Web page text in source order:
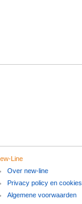
Line
Over new-line
Privacy policy en cookies
Algemene voorwaarden